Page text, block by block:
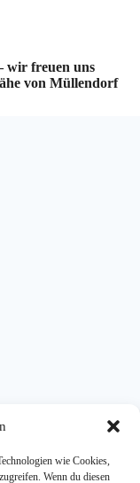
wie Cookies,
Wenn du diesen
wir freuen uns
von Müllendorf